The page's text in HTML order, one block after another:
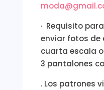
· Requisito
enviar fotos de
cuarta escala
3 pantalones
. Los patrones